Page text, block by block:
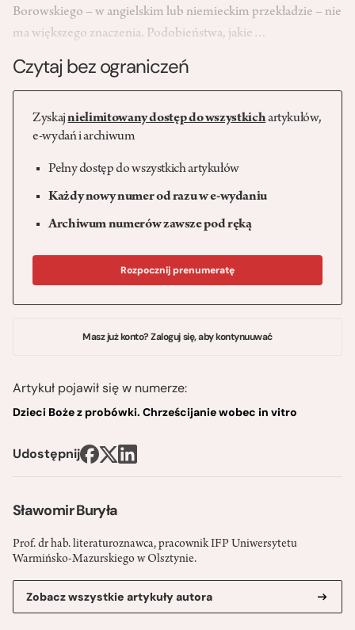
Sławomir Buryła
Prof. dr hab. literaturoznawca, pracownik IFP Uniwersytetu
Warmińsko-Mazurskiego w Olsztynie.
Zobacz wszystkie artykuły autora
Borowskiego – w angielskim lub niemieckim przekładzie – nie
ma większego znaczenia. Podobieństwa, jakie…
Czytaj bez ograniczeń
Zyskajnielimitowany dostęp do wszystkichartykułów,
e-wydań i archiwum
Pełny dostęp do wszystkich artykułów
Każdy nowy numer od razu w e-wydaniu
Archiwum numerów zawsze pod ręką
Rozpocznij prenumeratę
Masz już konto? Zaloguj się, aby kontynuuwać
Artykuł pojawił się w numerze:
Dzieci Boże z probówki. Chrześcijanie wobec in vitro
Udostępnij